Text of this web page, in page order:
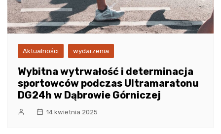
Aktualności wydarzenia
Wybitna wytrwałość i determinacja
sportowców podczas Ultramaratonu
DG24h w Dąbrowie Górniczej
14 kwietnia 2025